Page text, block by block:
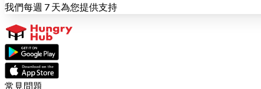
我們每週 7 天為您提供支持
常見問題